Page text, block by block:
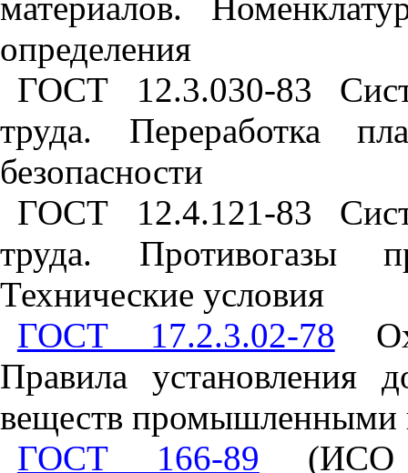
определения
ГОСТ 12.3.030-83
труда. Переработка
безопасности
ГОСТ 12.4.121-83
труда. Противогазы
Технические условия
ГОСТ 17.2.3.02-78
Правила установления
веществ промышленными
ГОСТ 166-89 (ИСО